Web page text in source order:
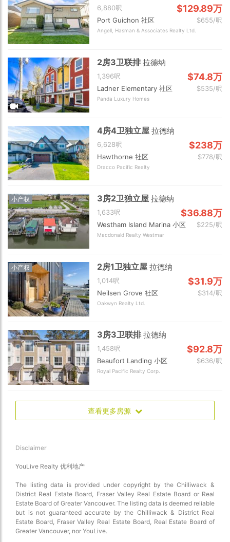
6,880呎 $129.89万
Port Guichon 社区 $655/呎
Angell, Hasman & Associates Realty Ltd.
2房3卫联排拉德纳
1,396呎 $74.8万
Ladner Elementary 社区 $535/呎
Panda Luxury Homes
4房4卫独立屋拉德纳
6,628呎 $238万
Hawthorne 社区 $778/呎
Dracco Pacific Realty
小产权 3房2卫独立屋拉德纳
1,633呎 $36.88万
Westham Island Marina 小区 $225/呎
Macdonald Realty Westmar
小产权 2房1卫独立屋拉德纳
1,014呎 $31.9万
Neilsen Grove 社区 $314/呎
Oakwyn Realty Ltd.
3房3卫联排拉德纳
1,458呎 $92.8万
Beaufort Landing 小区 $636/呎
Royal Pacific Realty Corp.
查看更多房源
Disclaimer
YouLive Realty 优利地产
The listing data is provided under copyright by the Chilliwack &
District Real Estate Board, Fraser Valley Real Estate Board or Real
Estate Board of Greater Vancouver. The listing data is deemed reliable
but is not guaranteed accurate by the Chilliwack & District Real
Estate Board, Fraser Valley Real Estate Board, Real Estate Board of
Greater Vancouver, nor YouLive.